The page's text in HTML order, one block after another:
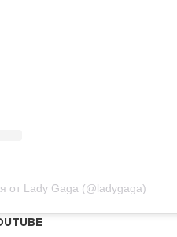
от Lady Gaga (@ladygaga)